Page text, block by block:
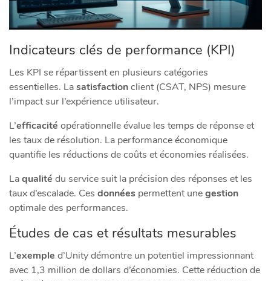
Indicateurs clés de performance (KPI)
Les KPI se répartissent en plusieurs catégories
essentielles. Lasatisfactionclient (CSAT, NPS) mesure
l’impact sur l’expérience utilisateur.
L’efficacité opérationnelle évalue les temps de réponse et
les taux de résolution. La performance économique
quantifie les réductions de coûts et économies réalisées.
Laqualité du service suit la précision des réponses et les
taux d’escalade. Ces données permettent unegestion
optimale des performances.
Études de cas et résultats mesurables
L’exemple d’Unity démontre un potentiel impressionnant
avec 1,3 million de dollars d’économies. Cette réduction de